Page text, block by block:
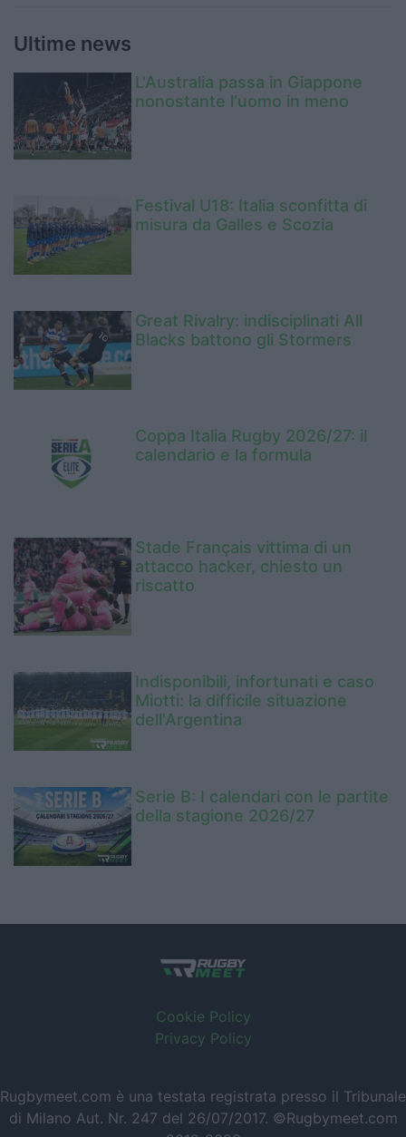
Ultime news
L'Australia passa in Giappone
nonostante l'uomo in meno
Festival U18: Italia sconfitta di
misura da Galles e Scozia
Great Rivalry: indisciplinati All
Blacks battono gli Stormers
Coppa Italia Rugby 2026/27: il
calendario e la formula
Stade Français vittima di un
attacco hacker, chiesto un
riscatto
Indisponibili, infortunati e caso
Miotti: la difficile situazione
dell'Argentina
Serie B: I calendari con le partite
della stagione 2026/27
Cookie Policy
Privacy Policy
Rugbymeet.com è una testata registrata presso il Tribunale
di Milano Aut. Nr. 247 del 26/07/2017. ©Rugbymeet.com